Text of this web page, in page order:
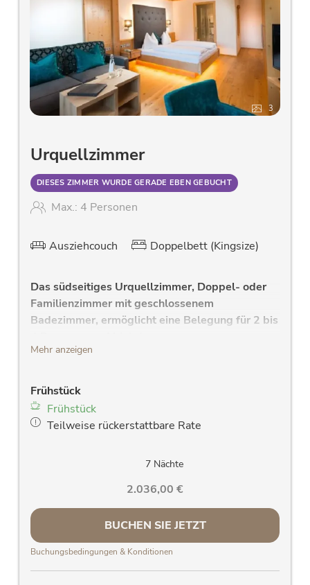
3
Urquellzimmer
DIESES ZIMMER WURDE GERADE EBEN GEBUCHT
Max.: 4 Personen
Ausziehcouch Doppelbett (Kingsize)
Das südseitiges Urquellzimmer, Doppel- oder
Familienzimmer mit geschlossenem
Badezimmer, ermöglicht eine Belegung für 2 bis
und Gesundheitsmatratze
hochwertiges Sofa mit Liegefläche für die 3
und 4. Person
für das Urquell FEELING),WC, W-Lan
Spiegel, Handtuchtrockner
Radiowecker
Fön
Mehr anzeigen
Frühstück
Frühstück
Teilweise rückerstattbare Rate
7 Nächte
2.036,00 €
BUCHEN SIE JETZT
Buchungsbedingungen & Konditionen